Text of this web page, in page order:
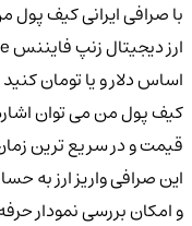
با صرافی ایرانی کیف
اساس دلار و یا تومان کنید
کیف پول من می توان اشاره
قیمت و در سریع ترین
این صرافی واریز ارز به